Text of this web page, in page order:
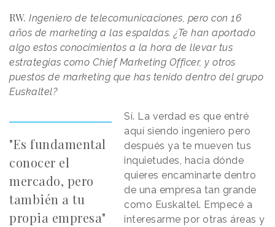
RW. Ingeniero de telecomunicaciones, pero con 16
años de marketing a las espaldas. ¿Te han aportado
algo estos conocimientos a la hora de llevar tus
estrategias como Chief Marketing Officer, y otros
puestos de marketing que has tenido dentro del grupo
Euskaltel?
"Es fundamental
conocer el
mercado, pero
también a tu
propia empresa"
Sí. La verdad es que entré
aquí siendo ingeniero pero
después ya te mueven tus
inquietudes, hacia dónde
quieres encaminarte dentro
de una empresa tan grande
como Euskaltel. Empecé a
interesarme por otras áreas y